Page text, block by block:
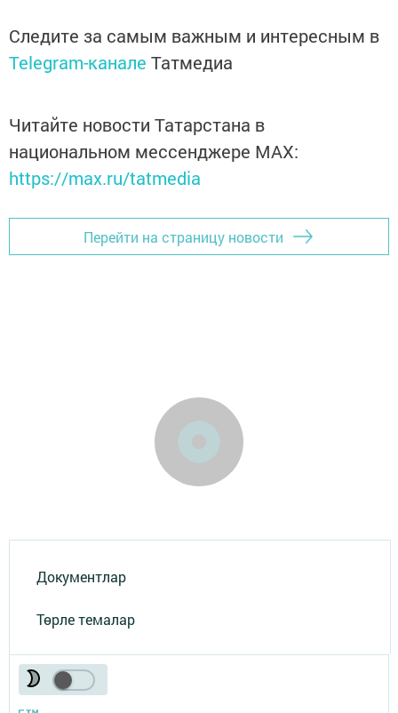
Следите за самым важным и интересным в
Telegram-канале Татмедиа
Читайте новости Татарстана в
национальном мессенджере MАХ:
https://max.ru/tatmedia
Перейти на страницу новости
Документлар
Төрле темалар